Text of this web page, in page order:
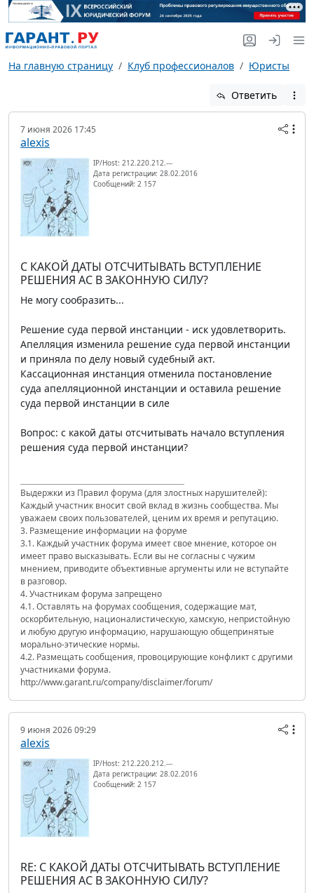
На главную страницу Клуб профессионалов Юристы
Ответить
7 июня 2026 17:45
alexis
IP/Host: 212.220.212.---
Дата регистрации: 28.02.2016
Сообщений: 2 157
С КАКОЙ ДАТЫ ОТСЧИТЫВАТЬ ВСТУПЛЕНИЕ
РЕШЕНИЯ АС В ЗАКОННУЮ СИЛУ?
Не могу сообразить...
Решение суда первой инстанции - иск удовлетворить.
Апелляция изменила решение суда первой инстанции
и приняла по делу новый судебный акт.
Кассационная инстанция отменила постановление
суда апелляционной инстанции и оставила решение
суда первой инстанции в силе
Вопрос: с какой даты отсчитывать начало вступления
решения суда первой инстанции?
Выдержки из Правил форума (для злостных нарушителей):
Каждый участник вносит свой вклад в жизнь сообщества. Мы
уважаем своих пользователей, ценим их время и репутацию.
3. Размещение информации на форуме
3.1. Каждый участник форума имеет свое мнение, которое он
имеет право высказывать. Если вы не согласны с чужим
мнением, приводите объективные аргументы или не вступайте
в разговор.
4. Участникам форума запрещено
4.1. Оставлять на форумах сообщения, содержащие мат,
оскорбительную, националистическую, хамскую, непристойную
и любую другую информацию, нарушающую общепринятые
морально-этические нормы.
4.2. Размещать сообщения, провоцирующие конфликт с другими
участниками форума.
http://www.garant.ru/company/disclaimer/forum/
9 июня 2026 09:29
alexis
IP/Host: 212.220.212.---
Дата регистрации: 28.02.2016
Сообщений: 2 157
RE: С КАКОЙ ДАТЫ ОТСЧИТЫВАТЬ ВСТУПЛЕНИЕ
РЕШЕНИЯ АС В ЗАКОННУЮ СИЛУ?